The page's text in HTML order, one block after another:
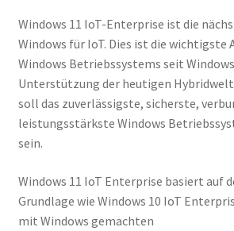
Windows 11 IoT-Enterprise ist die
Windows für IoT. Dies ist die wichtigste
Windows Betriebssystems seit
Unterstützung der heutigen
soll das zuverlässigste, sicherste,
leistungsstärkste Windows
sein.
Windows 11 IoT Enterprise basiert auf
Grundlage wie Windows 10 IoT
mit Windows gemachten